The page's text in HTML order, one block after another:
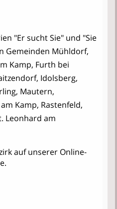
"Er sucht Sie" und "Sie
Gemeinden Mühldorf,
Kamp, Furth bei
Idolsberg,
Mautern,
Kamp, Rastenfeld,
Leonhard am
auf unserer Online-